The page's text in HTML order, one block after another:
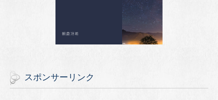
スポンサーリンク